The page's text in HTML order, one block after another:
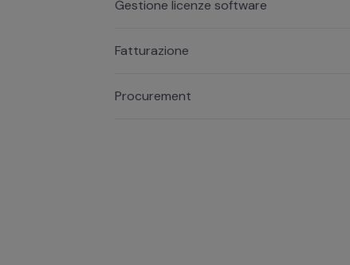
Gestione licenze software
Fatturazione
Procurement